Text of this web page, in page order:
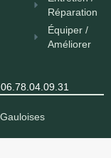
Réparation
Équiper /
Améliorer